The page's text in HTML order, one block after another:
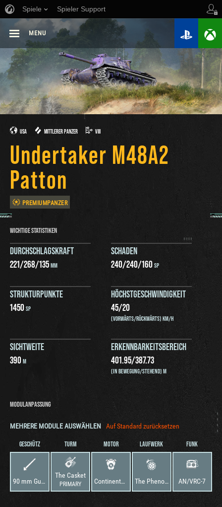
Spiele Spieler Support
MENU
USA MITTLERER PANZER VIII
Undertaker M48A2
Patton
PREMIUMPANZER
WICHTIGE STATISTIKEN
DURCHSCHLAGSKRAFT
221/268/135MM
SCHADEN
240/240/160SP
STRUKTURPUNKTE
1450SP
HÖCHSTGESCHWINDIGKEIT
45/20
(VORWÄRTS/RÜCKWÄRTS) KM/H
SICHTWEITE
390M
ERKENNBARKEITSBEREICH
401.95/387.73
(IN BEWEGUNG/STEHEND) M
MODULANPASSUNG
MEHRERE MODULE AUSWÄHLEN Auf Standard zurücksetzen
GESCHÜTZ
90 mm Gun M41E1
TURM
The Casket
PRIMARY
MOTOR
Continental AV-1790-7B
LAUFWERK
The Phenom
FUNK
AN/VRC-7